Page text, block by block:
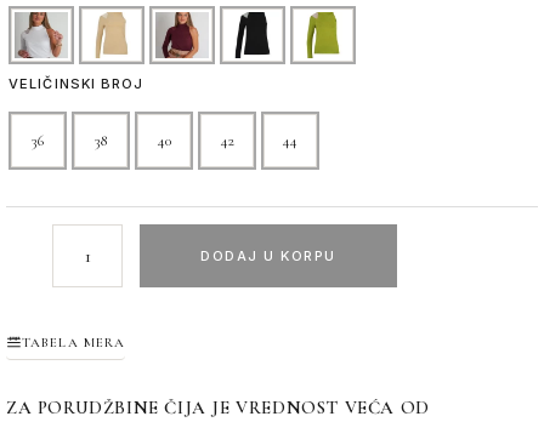
VELIČINSKI BROJ
36 38 40 42 44
DODAJ U KORPU
TABELA MERA
ZA PORUDŽBINE ČIJA JE VREDNOST VEĆA OD